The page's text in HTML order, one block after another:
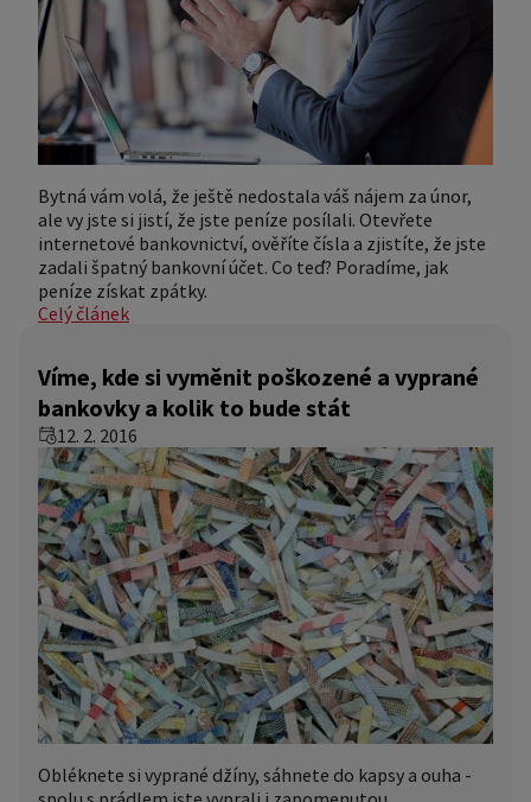
Bytná vám volá, že ještě nedostala váš nájem za únor,
ale vy jste si jistí, že jste peníze posílali. Otevřete
internetové bankovnictví, ověříte čísla a zjistíte, že jste
zadali špatný bankovní účet. Co teď? Poradíme, jak
peníze získat zpátky.
Celý článek
Víme, kde si vyměnit poškozené a vyprané
bankovky a kolik to bude stát
12. 2. 2016
Obléknete si vyprané džíny, sáhnete do kapsy a ouha -